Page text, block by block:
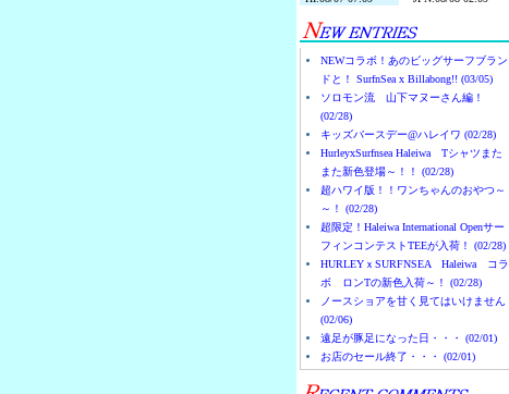
NEWコラボ！あのビッグサーフブラン
ドと！ SurfnSea x Billabong!! (03/05)
ソロモン流 山下マヌーさん編！
(02/28)
キッズバースデー@ハレイワ (02/28)
HurleyxSurfnsea Haleiwa Tシャツまた
また新色登場～！！ (02/28)
超ハワイ版！！ワンちゃんのおやつ～
～！ (02/28)
超限定！Haleiwa International Openサー
フィンコンテストTEEが入荷！ (02/28)
HURLEYｘSURFNSEA Haleiwa コラ
ボ ロンTの新色入荷～！ (02/28)
ノースショアを甘く見てはいけません
(02/06)
遠足が豚足になった日・・・ (02/01)
お店のセール終了・・・ (02/01)